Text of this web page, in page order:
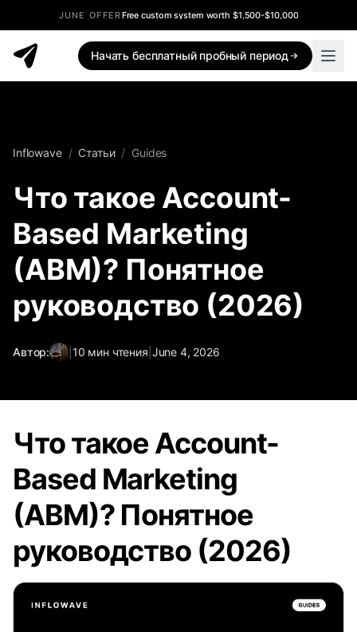
JUNE OFFERFree custom system worth $1,500-$10,000
Начать бесплатный пробный период
Inflowave / Статьи / Guides
Что такое Account-
Based Marketing
(ABM)? Понятное
руководство (2026)
Автор: 10 мин чтения June 4, 2026
Что такое Account-
Based Marketing
(ABM)? Понятное
руководство (2026)